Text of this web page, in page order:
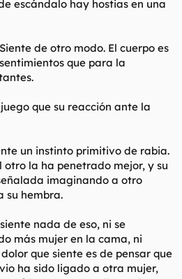
escándalo hay hostias en una
de otro modo. El cuerpo es
que para la
que su reacción ante la
un instinto primitivo de rabia.
otro la ha penetrado mejor, y su
imaginando a otro
su hembra.
nada de eso, ni se
más mujer en la cama, ni
que siente es de pensar que
ha sido ligado a otra mujer,